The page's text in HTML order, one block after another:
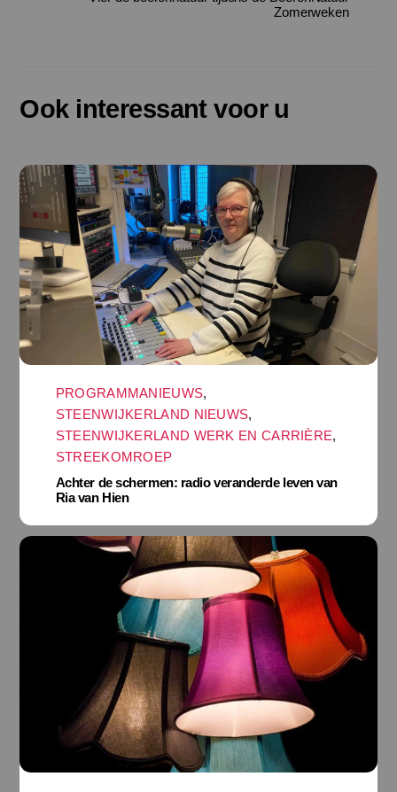
Zomerweken
Ook interessant voor u
PROGRAMMANIEUWS,
STEENWIJKERLAND NIEUWS,
STEENWIJKERLAND WERK EN CARRIÈRE,
STREEKOMROEP
Achter de schermen: radio veranderde leven van
Ria van Hien